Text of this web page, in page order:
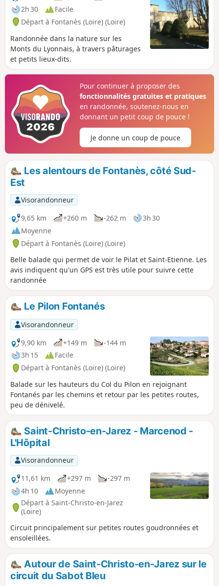
2h 30
Facile
Départ à Fontanès (Loire) (Loire)
Randonnée dans la nature sur les
Monts du Lyonnais, à travers pâturages
et petits lieux-dits.
Pour continuer à proposer des
fonctionnalités gratuites et pratiques
en randonnée, soutenez-nous en
donnant un petit coup de pouce !
Je donne un coup de pouce
Les alentours de Fontanès, côté Sud-
Est
Visorandonneur
9,65 km
+260 m -262 m
3h 30
Moyenne
Départ à Fontanès (Loire) (Loire)
Belle balade qui permet de voir le Pilat et Saint-Etienne. Les
avis indiquent qu'un GPS est très utile pour suivre cette
randonnée
Le Pilon Fontanés
Visorandonneur
9,90 km
+149 m
-144 m
3h 15
Facile
Départ à Fontanès (Loire) (Loire)
Balade sur les hauteurs du Col du Pilon en rejoignant
Fontanés par les chemins et retour par les petites routes,
peu de dénivelé.
Saint-Christo-en-Jarez - Marcenod -
L'Hôpital
Visorandonneur
11,61 km
+297 m
-297 m
4h 10
Moyenne
Départ à Saint-Christo-en-Jarez
(Loire)
Circuit principalement sur petites routes goudronnées et
ensoleillées.
Autour de Saint-Christo-en-Jarez sur le
circuit du Sabot Bleu